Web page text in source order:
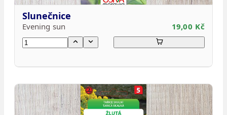
Slunečnice
Evening sun 19,00 Kč